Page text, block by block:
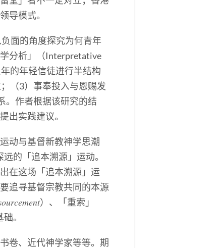
导模式。
面的角度探究为何青年
分析」（Interpretative
的年轻信徒进行半结构
（3）事奉投入与恩赐发
。作者根据该研究的结
出实践建议。
动与基督新教神学思潮
的「追本溯源」运动。
在这场「追本溯源」运
追寻基督宗教共同的本源
）、「重索」
。
卷、近代神学家等等。期